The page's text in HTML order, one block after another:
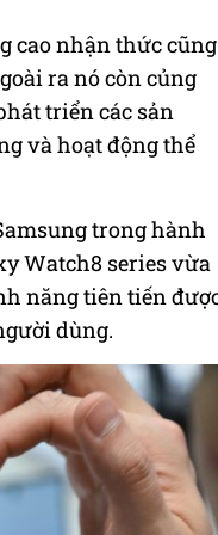
cao nhận thức cũng
ra nó còn củng
triển các sản
và hoạt động thể
trong hành
Watch8 series vừa
năng tiên tiến
dùng.